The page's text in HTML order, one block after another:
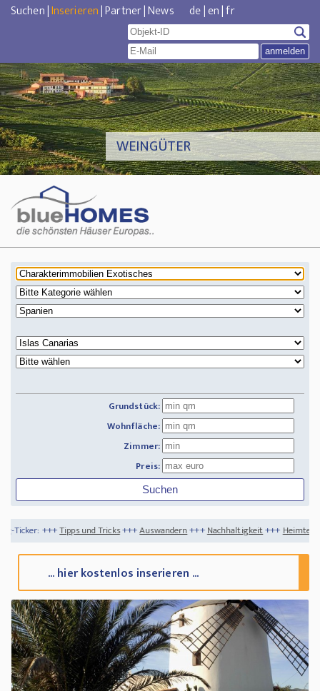
Suchen|Inserieren|Partner|News de|en|fr
WEINGÜTER
Grundstück:
Wohnfläche:
Zimmer:
Preis:
Tipps und Tricks+++Auswandern+++Nachhaltigkeit+++Heimtextilien -
... hier kostenlos inserieren ...